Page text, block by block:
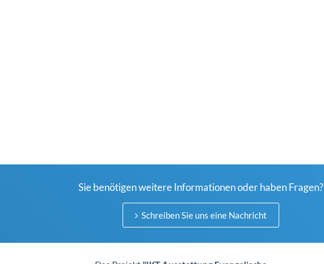
Sie benötigen weitere Informationen oder haben Fragen?
Schreiben Sie uns eine Nachricht